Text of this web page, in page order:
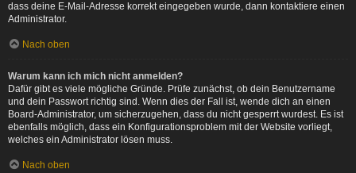
dass deine E-Mail-Adresse korrekt eingegeben wurde, dann kontaktiere einen
Administrator.
Nach oben
Warum kann ich mich nicht anmelden?
Dafür gibt es viele mögliche Gründe. Prüfe zunächst, ob dein Benutzername
und dein Passwort richtig sind. Wenn dies der Fall ist, wende dich an einen
Board-Administrator, um sicherzugehen, dass du nicht gesperrt wurdest. Es ist
ebenfalls möglich, dass ein Konfigurationsproblem mit der Website vorliegt,
welches ein Administrator lösen muss.
Nach oben